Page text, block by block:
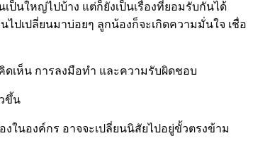
ป็นใหญ่ไปบ้าง แต่ก็ยังเป็นเรื่องที่ยอมรับกันได้
ไปเปลี่ยนมาบ่อยๆ ลูกน้องก็จะเกิดความมั่นใจ เชื่อ
เห็น การลงมือทำ และความรับผิดชอบ
ขึ้น
นองค์กร อาจจะเปลี่ยนนิสัยไปอยู่ขั้วตรงข้าม